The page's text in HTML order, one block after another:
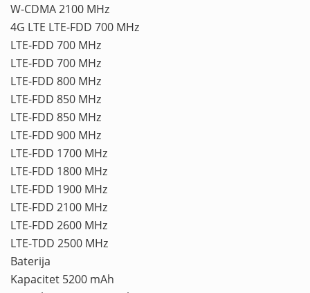
W-CDMA 2100 MHz
4G LTE LTE-FDD 700 MHz
LTE-FDD 700 MHz
LTE-FDD 700 MHz
LTE-FDD 800 MHz
LTE-FDD 850 MHz
LTE-FDD 850 MHz
LTE-FDD 900 MHz
LTE-FDD 1700 MHz
LTE-FDD 1800 MHz
LTE-FDD 1900 MHz
LTE-FDD 2100 MHz
LTE-FDD 2600 MHz
LTE-TDD 2500 MHz
Baterija
Kapacitet 5200 mAh